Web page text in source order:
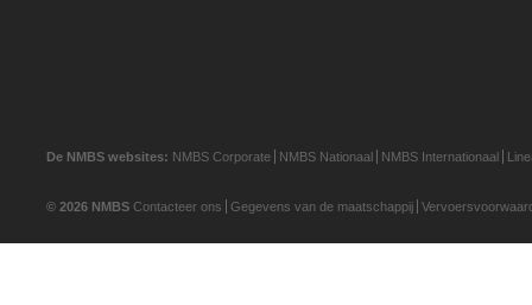
De NMBS websites: NMBS Corporate NMBS Nationaal NMBS Internationaal
© 2026 NMBS Contacteer ons Gegevens van de maatschappij